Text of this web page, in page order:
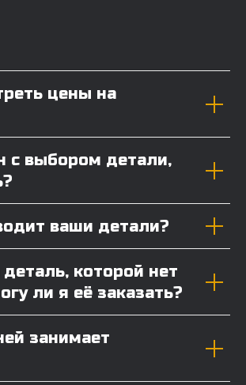
цены на
с выбором детали,
ваши детали?
которой нет
ли я её заказать?
занимает